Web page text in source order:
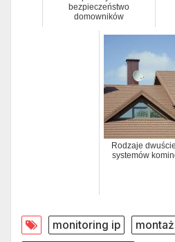
bezpieczeństwo
domowników
Rodzaje
systemów
monitoring ip